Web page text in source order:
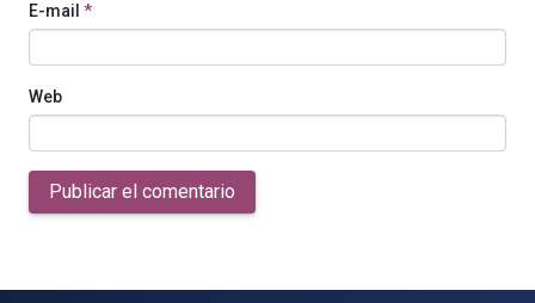
E-mail *
Web
Publicar el comentario